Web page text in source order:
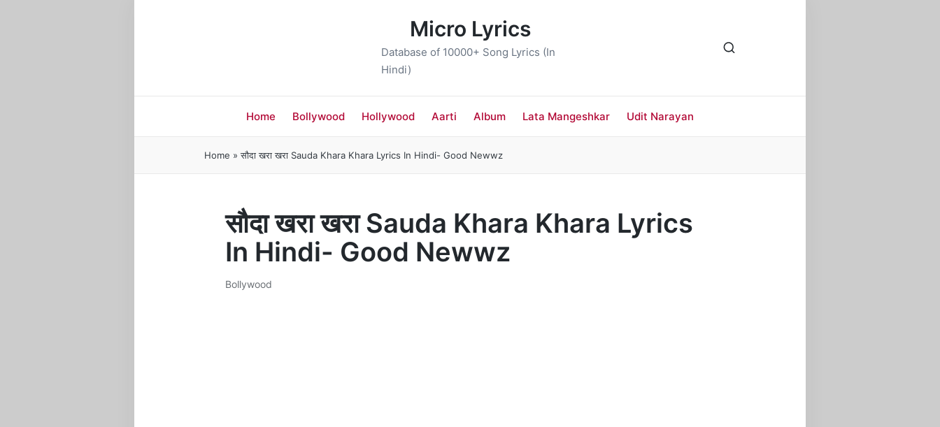
Micro Lyrics
Database of 10000+ Song Lyrics (In
Hindi)
Home Bollywood Hollywood Aarti Album Lata Mangeshkar Udit Narayan
Home »सौदा खरा खरा Sauda Khara Khara Lyrics In Hindi- Good Newwz
सौदा खरा खरा Sauda Khara Khara Lyrics
In Hindi- Good Newwz
Posted
Bollywood